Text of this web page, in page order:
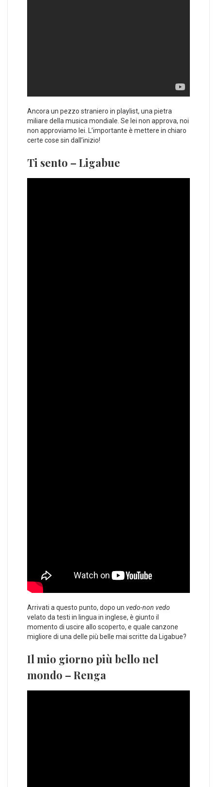
Ancora un pezzo straniero in playlist, una pietra
miliare della musica mondiale. Se lei non approva, noi
non approviamo lei. L’importante è mettere in chiaro
certe cose sin dall’inizio!
Ti sento – Ligabue
Arrivati a questo punto, dopo un vedo-non vedo
velato da testi in lingua in inglese, è giunto il
momento di uscire allo scoperto, e quale canzone
migliore di una delle più belle mai scritte da Ligabue?
Il mio giorno più bello nel
mondo – Renga